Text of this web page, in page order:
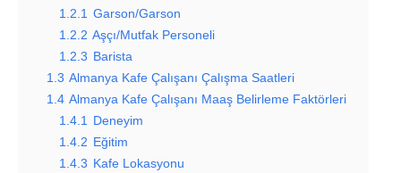
1.2.1 Garson/Garson
1.2.2 Aşçı/Mutfak Personeli
1.2.3 Barista
1.3 Almanya Kafe Çalışanı Çalışma Saatleri
1.4 Almanya Kafe Çalışanı Maaş Belirleme Faktörleri
1.4.1
Deneyim
1.4.2 Eğitim
1.4.3 Kafe Lokasyonu